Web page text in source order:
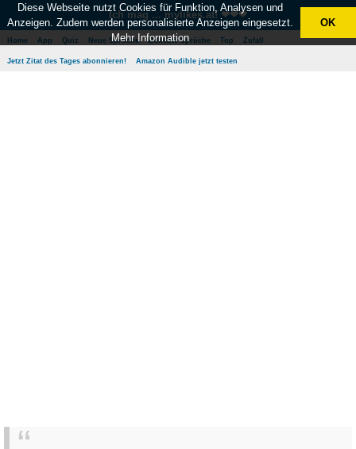
Ich mag ... mylikes.at! ❤❤❤
Home App Quiz Neue Sprüche Beliebte Sprüche Top Zufall
Jetzt Zitat des Tages abonnieren! Amazon Audible jetzt testen
Diese Webseite nutzt Cookies für Funktion, Analysen und
Anzeigen. Zudem werden personalisierte Anzeigen eingesetzt.
Mehr Information
OK